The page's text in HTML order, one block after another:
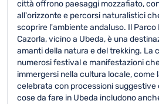
città offrono paesaggi mozzafiato,
all'orizzonte e percorsi naturalistici
scoprire l'ambiente andaluso. Il Parco
Cazorla, vicino a Ubeda, è una
amanti della natura e del trekking. La
numerosi festival e manifestazioni
immergersi nella cultura locale, come
celebrata con processioni
cose da fare in Ubeda includono